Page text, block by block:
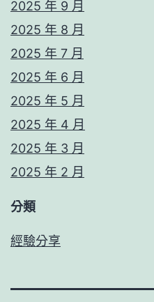
2025 年 9 月
2025 年 8 月
2025 年 7 月
2025 年 6 月
2025 年 5 月
2025 年 4 月
2025 年 3 月
2025 年 2 月
分類
經驗分享